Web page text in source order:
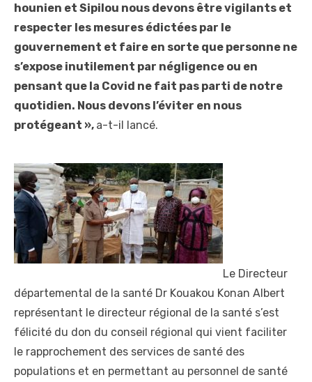
hounien et Sipilou nous devons être vigilants et
respecter les mesures édictées par le
gouvernement et faire en sorte que personne ne
s’expose inutilement par négligence ou en
pensant que la Covid ne fait pas parti de notre
quotidien. Nous devons l’éviter en nous
protégeant », a-t-il lancé.
Le Directeur
départemental de la santé Dr Kouakou Konan Albert
représentant le directeur régional de la santé s’est
félicité du don du conseil régional qui vient faciliter
le rapprochement des services de santé des
populations et en permettant au personnel de santé